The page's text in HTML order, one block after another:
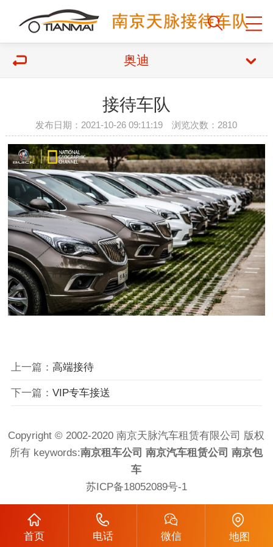
奥迪
接待车队
发布日期：2021-10-26 09:11:19 浏览次数：2810
上一篇： 高端接待
下一篇： VIP专车接送
Copyright © 2002-2020 南京天脉汽车租赁有限公司 版权
所有 keywords:南京租车公司 南京汽车租赁公司 南京包
车
苏ICP备18052089号-1
首页 电话 微信 地图